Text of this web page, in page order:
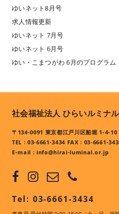
ゆいネット8月号
求人情報更新
ゆいネット 7月号
ゆいネット 6月号
ゆい・こまつがわ 6月のプログラム
社会福祉法人 ひらいルミナル
〒134-0091 東京都江戸川区船堀 1-4-
TEL : 03-6661-3434 FAX : 03-6661-
E-mail :info@hirai-luminal.or.jp
Tel: 03-6661-3434